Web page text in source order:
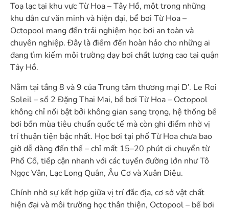
Toạ lạc tại khu vực Từ Hoa – Tây Hồ, một trong những
khu dân cư văn minh và hiện đại, bể bơi Từ Hoa –
Octopool mang đến trải nghiệm học bơi an toàn và
chuyên nghiệp. Đây là điểm đến hoàn hảo cho những ai
đang tìm kiếm môi trường dạy bơi chất lượng cao tại quận
Tây Hồ.
Nằm tại tầng 8 và 9 của Trung tâm thương mại D’. Le Roi
Soleil – số 2 Đặng Thai Mai, bể bơi Từ Hoa – Octopool
không chỉ nổi bật bởi không gian sang trọng, hệ thống bể
bơi bốn mùa tiêu chuẩn quốc tế mà còn ghi điểm nhờ vị
trí thuận tiện bậc nhất. Học bơi tại phố Từ Hoa chưa bao
giờ dễ dàng đến thế – chỉ mất 15–20 phút di chuyển từ
Phố Cổ, tiếp cận nhanh với các tuyến đường lớn như Tô
Ngọc Vân, Lạc Long Quân, Âu Cơ và Xuân Diệu.
Chính nhờ sự kết hợp giữa vị trí đắc địa, cơ sở vật chất
hiện đại và môi trường học thân thiện, Octopool – bể bơi